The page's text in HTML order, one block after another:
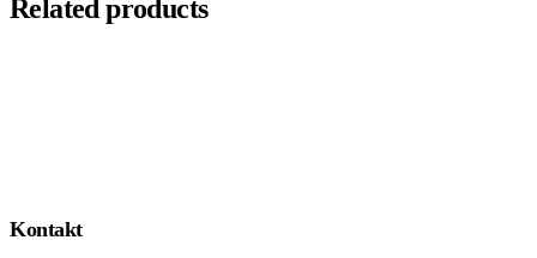
Related products
Kontakt